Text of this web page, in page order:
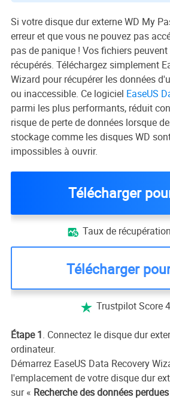
Si votre disque dur externe WD My
erreur et que vous ne pouvez pas
pas de panique ! Vos fichiers
récupérés. Téléchargez simplement
Wizard pour récupérer les données
ou inaccessible. Ce logiciel EaseUS
parmi les plus performants, réduit
risque de perte de données lorsque
stockage comme les disques WD
impossibles à ouvrir.
Télécharger
 Taux de
Télécharger
 Trustpilot Score
Étape 1. Connectez le disque dur
ordinateur.
Démarrez EaseUS Data Recovery
l'emplacement de votre disque dur
sur « Recherche des données perdues